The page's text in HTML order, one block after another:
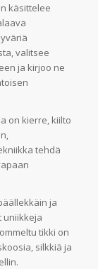
käsittelee
valitsee
ja kirjoo ne
on kierre, kiilto
tehdä
ja
uniikkeja
tikki on
silkkiä ja